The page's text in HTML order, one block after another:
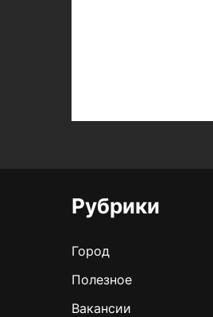
Рубрики
Город
Полезное
Вакансии